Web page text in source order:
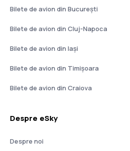
Bilete de avion din București
Bilete de avion din Cluj-Napoca
Bilete de avion din Iași
Bilete de avion din Timișoara
Bilete de avion din Craiova
Despre eSky
Despre noi